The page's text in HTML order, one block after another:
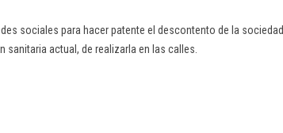
sociales para hacer patente el descontento de la sociedad
actual, de realizarla en las calles.